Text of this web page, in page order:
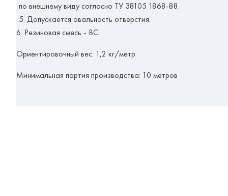
по внешнему виду согласно ТУ 38105 1868-88.
5. Допускается овальность отверстия.
6. Резиновая смесь - ВС
Ориентировочный вес: 1,2 кг/метр
Минимальная партия производства: 10 метров